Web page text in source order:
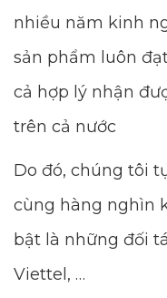
nhiều năm kinh
sản phẩm luôn
cả hợp lý nhận
trên cả nước
Do đó, chúng tôi
cùng hàng nghìn
bật là những đối
Viettel, …